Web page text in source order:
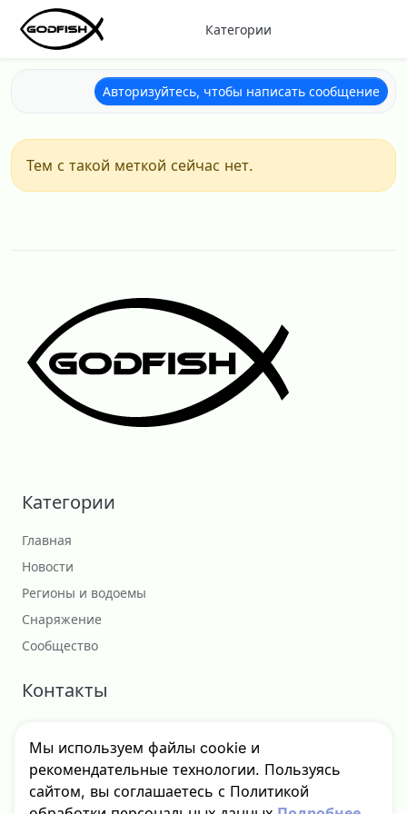
Перейти к содержанию
Категории
Авторизуйтесь, чтобы написать сообщение
Тем с такой меткой сейчас нет.
Категории
Главная
Новости
Регионы и водоемы
Снаряжение
Сообщество
Контакты
godfishru@yandex.ru
Мы используем файлы cookie и
рекомендательные технологии. Пользуясь
сайтом, вы соглашаетесь с Политикой